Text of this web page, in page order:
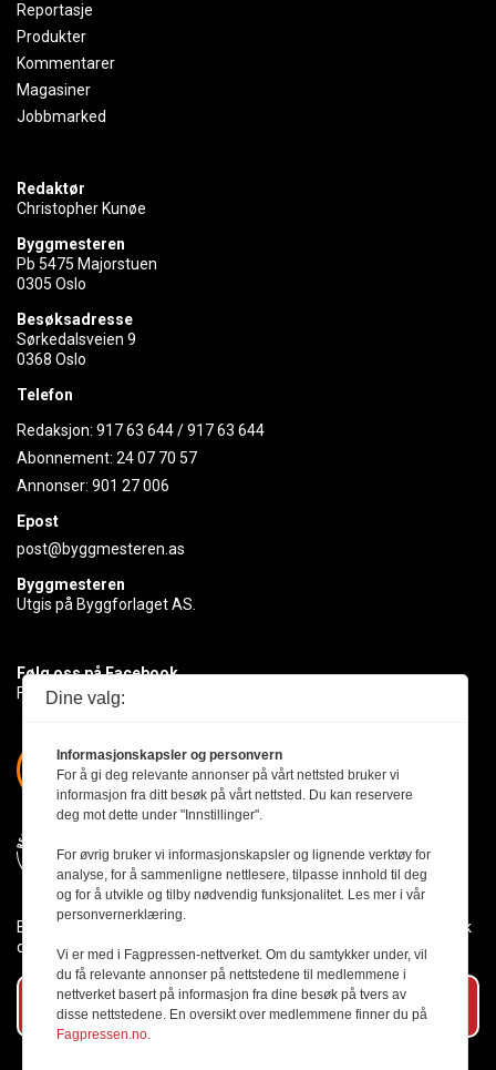
Reportasje
Produkter
Kommentarer
Magasiner
Jobbmarked
Redaktør
Christopher Kunøe
Byggmesteren
Pb 5475 Majorstuen
0305 Oslo
Besøksadresse
Sørkedalsveien 9
0368 Oslo
Telefon
Redaksjon: 917 63 644/917 63 644
Abonnement: 24 07 70 57
Annonser: 901 27 006
Epost
post@byggmesteren.as
Byggmesteren
Utgis på Byggforlaget AS.
Følg oss på Facebook
Få med deg det siste innen byggebransjen
Byggmesteren følger Vær Varsom-plakaten og presseetikken slik
den er nedfelt i Redaktørplakaten.
Abonner på vårt nyhetsbrev
Dine valg:
Informasjonskapsler og personvern
For å gi deg relevante annonser på vårt nettsted bruker vi
informasjon fra ditt besøk på vårt nettsted. Du kan reservere
deg mot dette under "Innstillinger".
For øvrig bruker vi informasjonskapsler og lignende verktøy for
analyse, for å sammenligne nettlesere, tilpasse innhold til deg
og for å utvikle og tilby nødvendig funksjonalitet. Les mer i vår
personvernerklæring.
Vi er med i Fagpressen-nettverket. Om du samtykker under, vil
du få relevante annonser på nettstedene til medlemmene i
nettverket basert på informasjon fra dine besøk på tvers av
disse nettstedene. En oversikt over medlemmene finner du på
Fagpressen.no.